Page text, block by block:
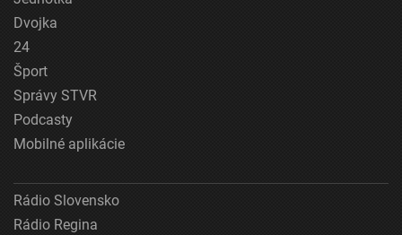
Dvojka
24
Šport
Správy STVR
Podcasty
Mobilné aplikácie
Rádio Slovensko
Rádio Regina